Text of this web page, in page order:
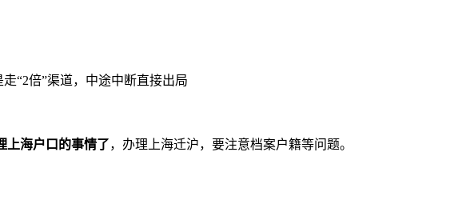
“2倍”渠道，中途中断直接出局
上海户口的事情了，办理上海迁沪，要注意档案户籍等问题。